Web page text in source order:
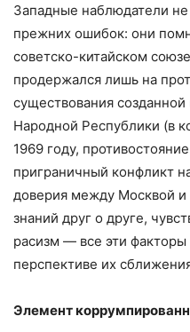
Западные наблюдатели не
прежних ошибок: они
советско-китайском
продержался лишь на
существования созданной
Народной Республики (в
1969 году,
приграничный конфликт
доверия между Москвой
знаний друг о друге,
расизм — все эти факторы
перспективе их
Элемент